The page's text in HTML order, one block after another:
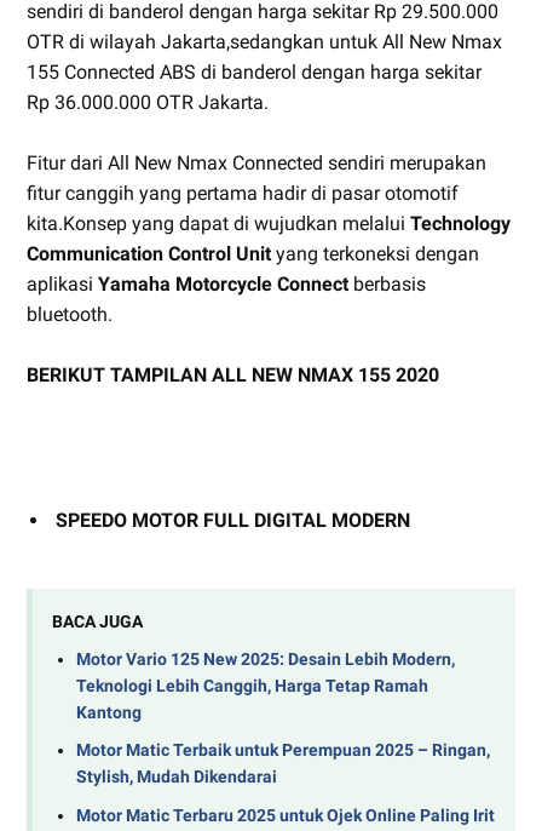
sendiri di banderol dengan harga sekitar Rp 29.500.000
OTR di wilayah Jakarta,sedangkan untuk All New Nmax
155 Connected ABS di banderol dengan harga sekitar
Rp 36.000.000 OTR Jakarta.
Fitur dari All New Nmax Connected sendiri merupakan
fitur canggih yang pertama hadir di pasar otomotif
kita.Konsep yang dapat di wujudkan melalui Technology
Communication Control Unityang terkoneksi dengan
aplikasi Yamaha Motorcycle Connectberbasis
bluetooth.
BERIKUT TAMPILAN ALL NEW NMAX 155 2020
SPEEDO MOTOR FULL DIGITAL MODERN
BACA JUGA
Motor Vario 125 New 2025: Desain Lebih Modern,
Teknologi Lebih Canggih, Harga Tetap Ramah
Kantong
Motor Matic Terbaik untuk Perempuan 2025 – Ringan,
Stylish, Mudah Dikendarai
Motor Matic Terbaru 2025 untuk Ojek Online Paling Irit